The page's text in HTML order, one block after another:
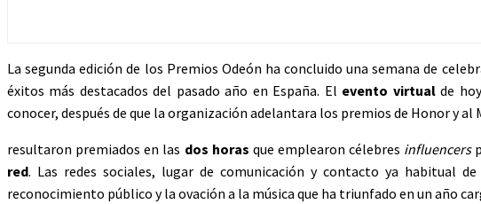
La segunda edición de los Premios Odeón ha concluido una semana de
éxitos más destacados del pasado año en España. El evento virtualde
conocer, después de que la organización adelantara los premios de Honor y al
resultaron premiados en las dos horas que emplearon célebres influencers
red. Las redes sociales, lugar de comunicación y contacto ya habitual
reconocimiento público y la ovación a la música que ha triunfado en un año